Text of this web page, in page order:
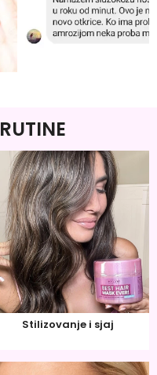
RUTINE
Stilizovanje i sjaj